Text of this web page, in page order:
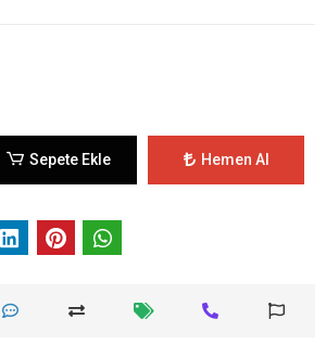
Sepete Ekle Hemen Al